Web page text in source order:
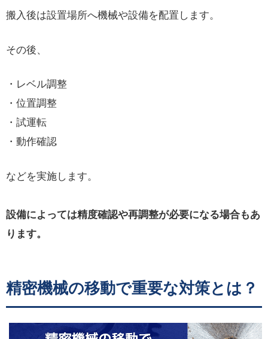
搬入後は設置場所へ機械や設備を配置します。
その後、
・レベル調整
・位置調整
・試運転
・動作確認
などを実施します。
設備によっては精度確認や再調整が必要になる場合もあ
ります。
精密機械の移動で重要な対策とは？